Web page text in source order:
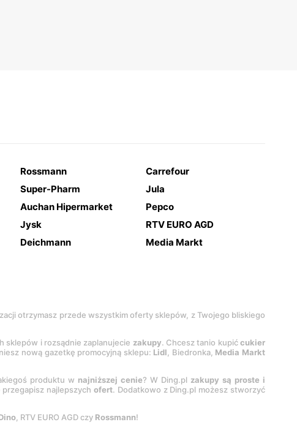
Rossmann
Carrefour
Super-Pharm
Jula
Auchan Hipermarket
Pepco
Jysk
RTV EURO AGD
Deichmann Media Markt
otrzymasz przede wszystkim oferty sklepów, z Twojego bliskiego
sklepów i rozsądnie zaplanujecie zakupy. Chcesz tanio kupićcukier
nową gazetkę promocyjną sklepu: Lidl, Biedronka, Media Markt
produktu w najniższej cenie? W Ding.pl zakupy są proste i
przegapisz najlepszychofert. Dodatkowo z Ding.pl możesz stworzyć
, RTV EURO AGD czy Rossmann!